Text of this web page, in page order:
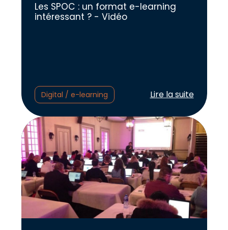
Les SPOC : un format e-learning
intéressant ? - Vidéo
Digital / e-learning Lire l'article :
Lire la suite